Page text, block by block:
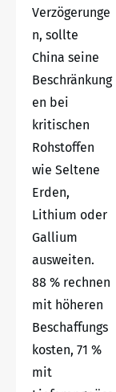
Verzögerunge
n, sollte
China seine
Beschränkung
en bei
kritischen
Rohstoffen
wie Seltene
Erden,
Lithium oder
Gallium
ausweiten.
88 % rechnen
mit höheren
Beschaffungs
kosten, 71 %
mit